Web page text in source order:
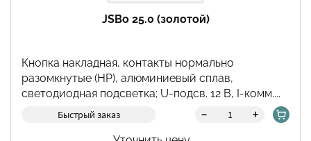
JSBo 25.0 (золотой)
Кнопка накладная, контакты нормально
разомкнутые (НР), алюминиевый сплав,
светодиодная подсветка; U-подсв. 12 В, I-комм....
Быстрый заказ - +